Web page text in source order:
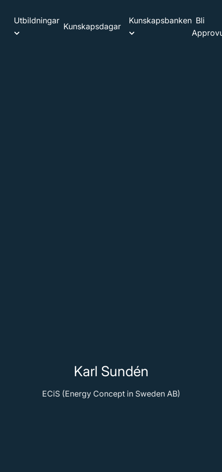
Utbildningar
Kunskapsdagar
Kunskapsbanken Bli
Karl Sundén
ECiS (Energy Concept in Sweden AB)